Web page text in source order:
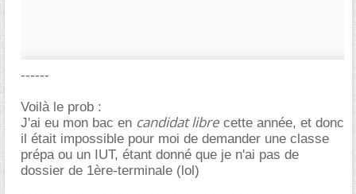
------
Voilà le prob :
J'ai eu mon bac en candidat libre cette année, et donc
il était impossible pour moi de demander une classe
prépa ou un IUT, étant donné que je n'ai pas de
dossier de 1ère-terminale (lol)